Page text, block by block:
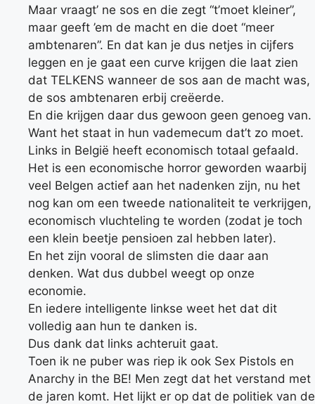
Maar vraagt’ ne sos en die zegt “t’moet kleiner”,
maar geeft ’em de macht en die doet “meer
ambtenaren”. En dat kan je dus netjes in cijfers
leggen en je gaat een curve krijgen die laat zien
dat TELKENS wanneer de sos aan de macht was,
de sos ambtenaren erbij creëerde.
En die krijgen daar dus gewoon geen genoeg van.
Want het staat in hun vademecum dat’t zo moet.
Links in België heeft economisch totaal gefaald.
Het is een economische horror geworden waarbij
veel Belgen actief aan het nadenken zijn, nu het
nog kan om een tweede nationaliteit te verkrijgen,
economisch vluchteling te worden (zodat je toch
een klein beetje pensioen zal hebben later).
En het zijn vooral de slimsten die daar aan
denken. Wat dus dubbel weegt op onze
economie.
En iedere intelligente linkse weet het dat dit
volledig aan hun te danken is.
Dus dank dat links achteruit gaat.
Toen ik ne puber was riep ik ook Sex Pistols en
Anarchy in the BE! Men zegt dat het verstand met
de jaren komt. Het lijkt er op dat de politiek van de